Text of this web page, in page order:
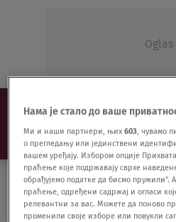
Oglas
NAJNOVIJE VESTI SHOW
Нама је стало до ваше
Ми и наши партнери, њих603, чувамо
о прегледању или јединствени
вашем уређају. Избором опције
праћење које подржавају сврхе
обрађујемо податке да бисмо пружили".
праћење, одређени садржај и огласи
релевантни за вас. Можете да поново
променили своје изборе или повукли